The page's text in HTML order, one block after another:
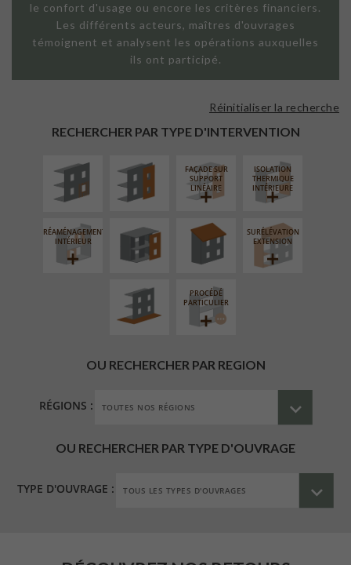
le confort d'usage ou encore les critères financiers.
Les différents acteurs, maîtres d'ouvrages
témoignent et analysent les opérations auxquelles
ils ont participé.
RECHERCHER PAR TYPE D'INTERVENTION
Réinitialiser la recherche
EXTÉRIEURE
FAÇADE SUR
SUPPORT
LINÉAIRE
ISOLATION
THERMIQUE
INTÉRIEURE
RÉAMÉNAGEMENT
INTÉRIEUR
FERMETURE
LOGGIAS
RÉFECTION DES
TOITURES
SURÉLÉVATION
EXTENSION
AMÉNAGEMENT
EXTÉRIEUR
PROCÉDÉ
PARTICULIER
OU RECHERCHER PAR REGION
RÉGIONS :
OU RECHERCHER PAR TYPE D'OUVRAGE
TYPE D'OUVRAGE :